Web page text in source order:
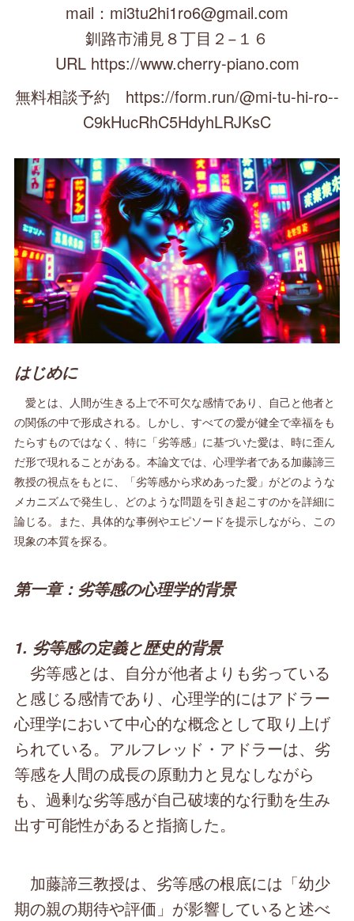
mail：mi3tu2hi1ro6@gmail.com
釧路市浦見８丁目２−１６
URL https://www.cherry-piano.com
無料相談予約 https://form.run/@mi-tu-hi-ro--
C9kHucRhC5HdyhLRJKsC
はじめに
愛とは、人間が生きる上で不可欠な感情であり、自己と他者と
の関係の中で形成される。しかし、すべての愛が健全で幸福をも
たらすものではなく、特に「劣等感」に基づいた愛は、時に歪ん
だ形で現れることがある。本論文では、心理学者である加藤諦三
教授の視点をもとに、「劣等感から求めあった愛」がどのような
メカニズムで発生し、どのような問題を引き起こすのかを詳細に
論じる。また、具体的な事例やエピソードを提示しながら、この
現象の本質を探る。
第一章：劣等感の心理学的背景
1. 劣等感の定義と歴史的背景
劣等感とは、自分が他者よりも劣っている
と感じる感情であり、心理学的にはアドラー
心理学において中心的な概念として取り上げ
られている。アルフレッド・アドラーは、劣
等感を人間の成長の原動力と見なしながら
も、過剰な劣等感が自己破壊的な行動を生み
出す可能性があると指摘した。
加藤諦三教授は、劣等感の根底には「幼少
期の親の期待や評価」が影響していると述べ